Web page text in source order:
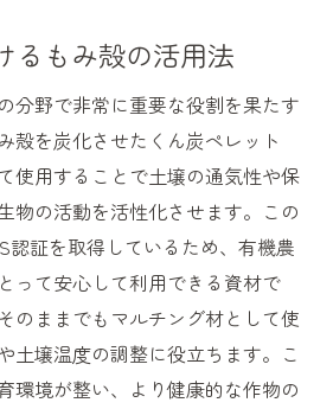
るもみ殻の活用法
分野で非常に重要な役割を果たす
殻を炭化させたくん炭ペレット
使用することで土壌の通気性や保
物の活動を活性化させます。この
認証を取得しているため、有機農
って安心して利用できる資材で
のままでもマルチング材として使
土壌温度の調整に役立ちます。こ
環境が整い、より健康的な作物の